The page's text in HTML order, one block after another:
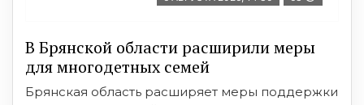
В Брянской области расширили меры
для многодетных семей
Брянская область расширяет меры поддержки